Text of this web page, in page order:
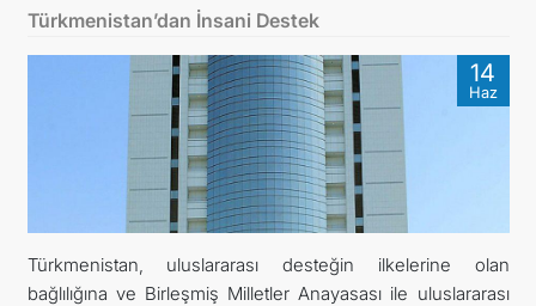
TÜRKMENISTAN
KONSOLOSLUK RANDEVU SISTEMI
KONSOLOSLUK IŞLEMLERI
DB
Türkmenistan’dan İnsani Destek
14
Haz
Türkmenistan, uluslararası desteğin ilkelerine olan
bağlılığına ve Birleşmiş Milletler Anayasası ile uluslararası